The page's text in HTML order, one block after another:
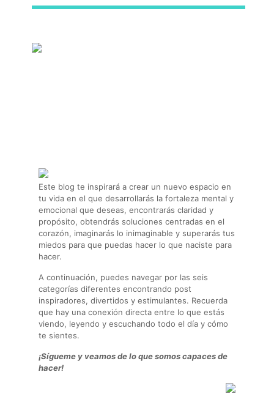
Este blog te inspirará a crear un nuevo espacio en
tu vida en el que desarrollarás la fortaleza mental y
emocional que deseas, encontrarás claridad y
propósito, obtendrás soluciones centradas en el
corazón, imaginarás lo inimaginable y superarás tus
miedos para que puedas hacer lo que naciste para
hacer.
A continuación, puedes navegar por las seis
categorías diferentes encontrando post
inspiradores, divertidos y estimulantes. Recuerda
que hay una conexión directa entre lo que estás
viendo, leyendo y escuchando todo el día y cómo
te sientes.
¡Sígueme y veamos de lo que somos capaces de
hacer!